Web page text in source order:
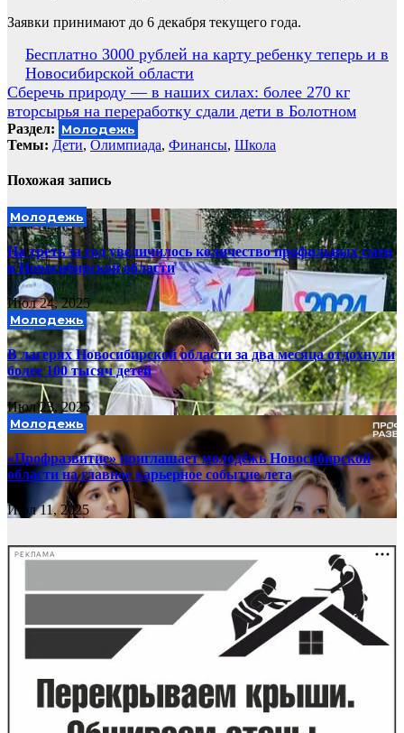
Заявки принимают до 6 декабря текущего года.
Навигация
по
записям
Бесплатно 3000 рублей на карту ребенку теперь и в
Новосибирской области
Сберечь природу — в наших силах: более 270 кг
вторсырья на переработку сдали дети в Болотном
Раздел: Молодежь
Темы: Дети, Олимпиада, Финансы, Школа
Похожая запись
Молодежь
На треть за год увеличилось количество профильных смен
в Новосибирской области
Июл 24, 2025
Молодежь
В лагерях Новосибирской области за два месяца отдохнули
более 100 тысяч детей
Июл 23, 2025
Молодежь
«Профразвитие» приглашает молодёжь Новосибирской
области на главное карьерное событие лета
Июл 11, 2025
РЕКЛАМА